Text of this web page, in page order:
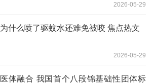
2026-05-29
为什么喷了驱蚊水还难免被咬 焦点热文
2026-05-29
医体融合 我国首个八段锦基础性团体标